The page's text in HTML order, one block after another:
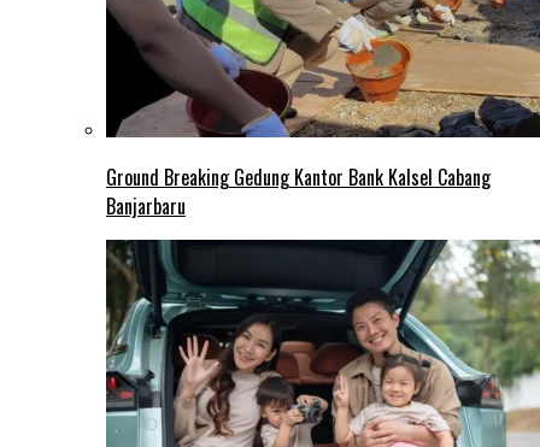
Ground Breaking Gedung Kantor Bank Kalsel Cabang
Banjarbaru